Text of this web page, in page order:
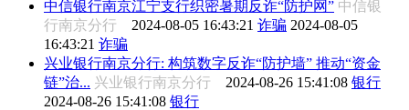
中信银行南京江宁支行织密暑期反诈“防护网” 中信银
行南京分行 2024-08-05 16:43:21 诈骗 2024-08-05
16:43:21 诈骗
兴业银行南京分行: 构筑数字反诈“防护墙” 推动“资金
链”治... 兴业银行南京分行 2024-08-26 15:41:08 银行
2024-08-26 15:41:08 银行